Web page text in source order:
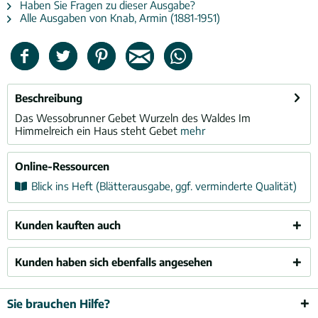
Haben Sie Fragen zu dieser Ausgabe?
Alle Ausgaben von Knab, Armin (1881-1951)
Beschreibung
Das Wessobrunner Gebet Wurzeln des Waldes Im
Himmelreich ein Haus steht Gebet mehr
Online-Ressourcen
Blick ins Heft (Blätterausgabe, ggf. verminderte Qualität)
Kunden kauften auch
Kunden haben sich ebenfalls angesehen
Sie brauchen Hilfe?